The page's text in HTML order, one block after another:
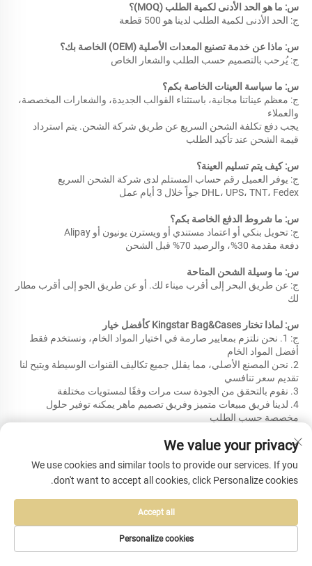
س: ما هو الحد الأدنى لكمية الطلب (MOQ)؟
ج: الحد الأدنى لكمية الطلب لدينا هو 500 قطعة
س: ماذا عن خدمة تصنيع المعدات الأصلية (OEM) الخاصة بك؟
ج: يُرحب بالتصميم حسب الطلب والشعار الخاص
س: ما سياسة العينات الخاصة بكم؟
والعملاء
قيمة الشحن عند تأكيد الطلب
س: كيف يتم تسليم العينة؟
ج: يوفر العميل رقم حساب المستلم لدى شركة الشحن السريع
DHL، UPS، TNT، Fedex جواً خلال 3 أيام عمل
س: ما شروط الدفع الخاصة بكم؟
ج: تحويل بنكي أو اعتماد مستندي أو ويسترن يونيون أو Alipay
دفعة مقدمة 30%، والرصيد 70% قبل الشحن
س: ما وسيلة الشحن المتاحة
لك
س: لماذا تختار Kingstar Bag&Cases كأفضل خيار
أفضل المواد الخام
تقديم سعر تنافسي
3. نقوم بالتحقق من الجودة ست مرات وفقًا لمستويات مختلفة
مخصصة حسب الطلب
6. اجتزنا تدقيق ICS وتدقيق BSCI
يمكننا إجراء أي اختبار إذا طلب العميل ذلك
المنتجات ذات الصلة
We value your privacy
We use cookies and similar tools to provide our services. If you
don't want to accept all cookies, click Personalize cookies.
Personalize cookies
Accept all